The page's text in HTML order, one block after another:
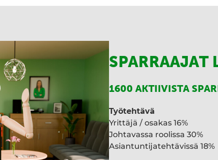
I
SPARRAAJAT
1600 AKTIIVISTA
Työtehtävä
Yrittäjä / osakas 16%
Johtavassa roolissa 30%
Asiantuntijatehtävissä 18%